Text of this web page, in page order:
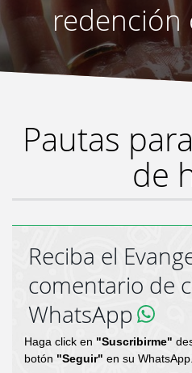
redención
Pautas
de
Reciba el
comentario de
WhatsApp
Haga click en "Suscribirme"
botón "Seguir" en su WhatsApp.